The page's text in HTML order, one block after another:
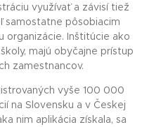
využívať a závisí tiež
samostatne pôsobiacim
organizácie. Inštitúcie ako
majú obyčajne prístup
zamestnancov.
vyše 100 000
na Slovensku a v Českej
nim aplikácia získala, sa